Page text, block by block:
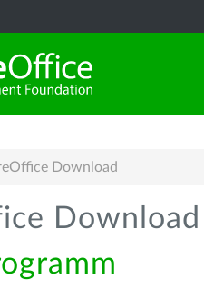
Download
Download